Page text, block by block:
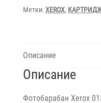
Метки:XEROX,
Описание
Описание
Фотобарабан Xerox